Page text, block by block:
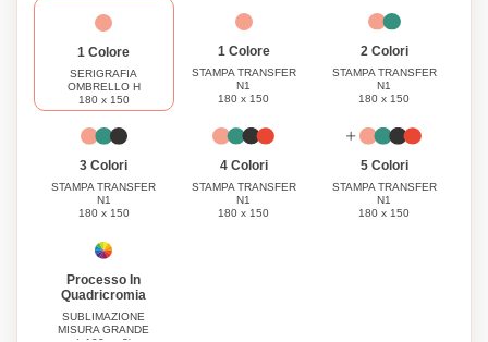
1 Colore
SERIGRAFIA
OMBRELLO H
180 x 150
1 Colore
STAMPA TRANSFER
N1
180 x 150
2 Colori
STAMPA TRANSFER
N1
180 x 150
3 Colori
STAMPA TRANSFER
N1
180 x 150
4 Colori
STAMPA TRANSFER
N1
180 x 150
5 Colori
STAMPA TRANSFER
N1
180 x 150
Processo In
Quadricromia
SUBLIMAZIONE
MISURA GRANDE